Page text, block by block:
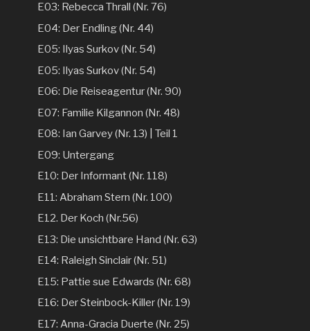
E03: Rebecca Thrall (Nr. 76)
E04: Der Endling (Nr. 44)
E05: Ilyas Surkov (Nr. 54)
E05: Ilyas Surkov (Nr. 54)
E06: Die Reiseagentur (Nr. 90)
E07: Familie Kilgannon (Nr. 48)
E08: Ian Garvey (Nr. 13) | Teil 1
E09: Untergang
E10: Der Informant (Nr. 118)
E11: Abraham Stern (Nr. 100)
E12. Der Koch (Nr.56)
E13: Die unsichtbare Hand (Nr. 63)
E14: Raleigh Sinclair (Nr. 51)
E15: Pattie sue Edwards (Nr. 68)
E16: Der Steinbock-Killer (Nr. 19)
E17: Anna-Gracia Duerte (Nr. 25)